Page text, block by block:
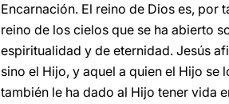
Encarnación. El reino de Dios es, por
reino de los cielos que se ha abierto
espiritualidad y de eternidad. Jesús
sino el Hijo, y aquel a quien el Hijo se
también le ha dado al Hijo tener vida